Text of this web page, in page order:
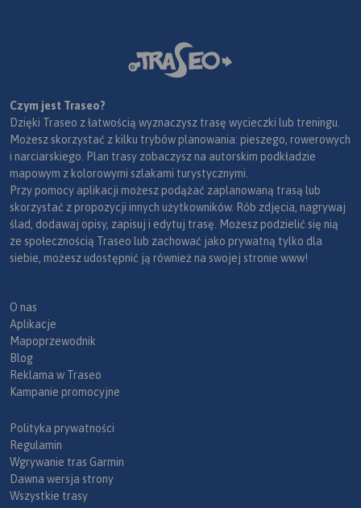
Czym jest Traseo?
Dzięki Traseo z łatwością wyznaczysz trasę wycieczki lub treningu.
Możesz skorzystać z kilku trybów planowania: pieszego, rowerowych
i narciarskiego. Plan trasy zobaczysz na autorskim podkładzie
mapowym z kolorowymi szlakami turystycznymi.
Przy pomocy aplikacji możesz podążać zaplanowaną trasą lub
skorzystać z propozycji innych użytkowników. Rób zdjęcia, nagrywaj
ślad, dodawaj opisy, zapisuj i edytuj trasę. Możesz podzielić się nią
ze społecznością Traseo lub zachować jako prywatną tylko dla
siebie, możesz udostępnić ją również na swojej stronie www!
O nas
Aplikacje
Mapoprzewodnik
Blog
Reklama w Traseo
Kampanie promocyjne
Polityka prywatności
Regulamin
Wgrywanie tras Garmin
Dawna wersja strony
Wszystkie trasy